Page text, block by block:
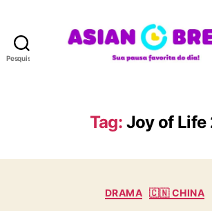
Pesquisar
A
N
R
A
Tag: Joy of Life
C
DRAMA 🇨🇳 CHINA